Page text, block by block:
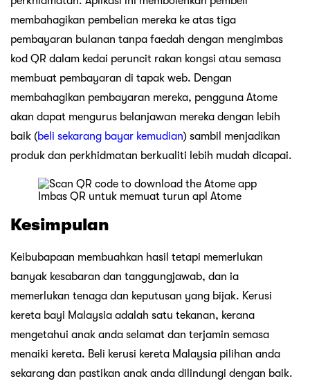
membahagikan pembelian mereka ke atas tiga
pembayaran bulanan tanpa faedah dengan mengimbas
kod QR dalam kedai peruncit rakan kongsi atau semasa
membuat pembayaran di tapak web. Dengan
membahagikan pembayaran mereka, pengguna Atome
akan dapat mengurus belanjawan mereka dengan lebih
baik (beli sekarang bayar kemudian) sambil menjadikan
produk dan perkhidmatan berkualiti lebih mudah dicapai.
Imbas QR untuk memuat turun apl Atome
Kesimpulan
Keibubapaan membuahkan hasil tetapi memerlukan
banyak kesabaran dan tanggungjawab, dan ia
memerlukan tenaga dan keputusan yang bijak. Kerusi
kereta bayi Malaysia adalah satu tekanan, kerana
mengetahui anak anda selamat dan terjamin semasa
menaiki kereta. Beli kerusi kereta Malaysia pilihan anda
sekarang dan pastikan anak anda dilindungi dengan baik.